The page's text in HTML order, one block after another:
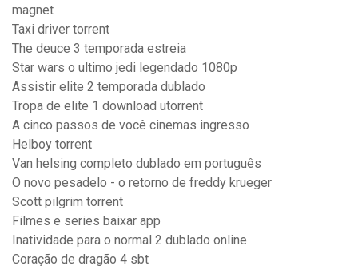
magnet
Taxi driver torrent
The deuce 3 temporada estreia
Star wars o ultimo jedi legendado 1080p
Assistir elite 2 temporada dublado
Tropa de elite 1 download utorrent
A cinco passos de você cinemas ingresso
Helboy torrent
Van helsing completo dublado em português
O novo pesadelo - o retorno de freddy krueger
Scott pilgrim torrent
Filmes e series baixar app
Inatividade para o normal 2 dublado online
Coração de dragão 4 sbt